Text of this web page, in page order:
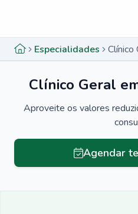
Especialidades
Clínico Geral
Aproveite os valores
Agendar